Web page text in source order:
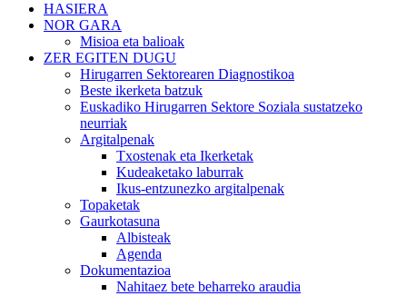
HASIERA
NOR GARA
Misioa eta balioak
ZER EGITEN DUGU
Hirugarren Sektorearen Diagnostikoa
Beste ikerketa batzuk
Euskadiko Hirugarren Sektore Soziala sustatzeko
neurriak
Argitalpenak
Txostenak eta Ikerketak
Kudeaketako laburrak
Ikus-entzunezko argitalpenak
Topaketak
Gaurkotasuna
Albisteak
Agenda
Dokumentazioa
Nahitaez bete beharreko araudia